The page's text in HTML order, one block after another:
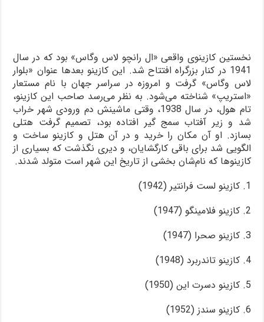
نخستین کازینوی واقعی «ال رانچو لاس وگاس» بود که در سال
1941 در کنار بزرگراه افتتاح شد. این کازینو بعدها عنوان «بلوار
لاس وگاس» گرفت و امروزه در سراسر جهان با نام مستعار
«استریپ» شناخته می‌شود. به نظر می‌رسد صاحب این کازینو،
تام هول، در سال 1938، وقتی ماشینش دم ورودی شهر خراب
شد و زیر آفتاب سمج گیر افتاده بود، تصمیم گرفت هتلی
بسازد. او آن مکان را خرید و در آن هتل و کازینو ساخت و
الگویی شد برای باقی کارگشایان، و دیری نگذشت که بسیاری از
کازینوها که نام‌شان بخشی از تاریخ این شهر است متولد شدند.
1. کازینو لست فرانتیر (1942)
2. کازینو فلامینگو (1947)
3. کازینو صحرا (1947)
4. کازینو تاندربرد (1948)
5. کازینو دسرت این (1950)
6. کازینو سندز (1952)